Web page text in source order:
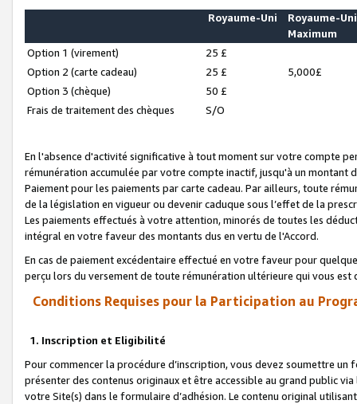
Royaume-Uni
Royaume-Uni
Maximum
Option 1 (virement)
25 £
Option 2 (carte cadeau)
25 £
5,000£
Option 3 (chèque)
50 £
Frais de traitement des chèques
S/O
En l'absence d'activité significative à tout moment sur votre compte
rémunération accumulée par votre compte inactif, jusqu'à un montant
Paiement pour les paiements par carte cadeau. Par ailleurs, toute
de la législation en vigueur ou devenir caduque sous l’effet de la
Les paiements effectués à votre attention, minorés de toutes les
intégral en votre faveur des montants dus en vertu de l'Accord.
En cas de paiement excédentaire effectué en votre faveur pour
perçu lors du versement de toute rémunération ultérieure qui vous est
Conditions Requises pour la Participation au
1. Inscription et Eligibilité
Pour commencer la procédure d’inscription, vous devez soumettre
présenter des contenus originaux et être accessible au grand public
votre Site(s) dans le formulaire d’adhésion. Le contenu original